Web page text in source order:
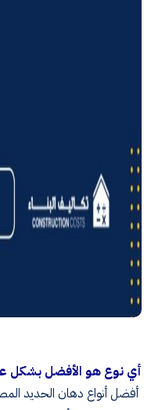
أي نوع هو الأفضل بشكل
أفضل أنواع دهان الحديد